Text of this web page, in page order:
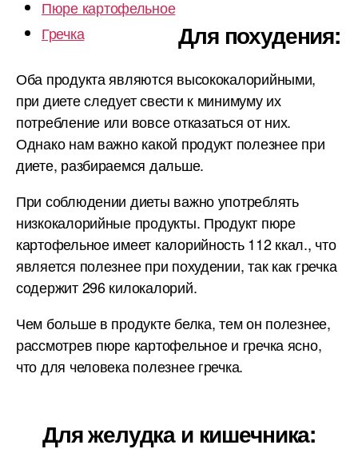
Пюре картофельное
Гречка
Для похудения:
Оба продукта являются высококалорийными,
при диете следует свести к минимуму их
потребление или вовсе отказаться от них.
Однако нам важно какой продукт полезнее при
диете, разбираемся дальше.
При соблюдении диеты важно употреблять
низкокалорийные продукты. Продукт пюре
картофельное имеет калорийность 112 ккал., что
является полезнее при похудении, так как гречка
содержит 296 килокалорий.
Чем больше в продукте белка, тем он полезнее,
рассмотрев пюре картофельное и гречка ясно,
что для человека полезнее гречка.
Для желудка и кишечника: